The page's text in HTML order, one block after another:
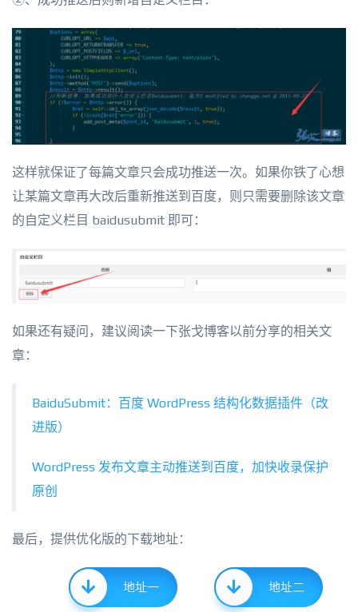
这样就保证了每篇文章只会成功推送一次。如果你铁了心想
让某篇文章再大改后重新推送到百度，则只需要删除该文章
的自定义栏目 baidusubmit 即可：
如果还有疑问，建议阅读一下张戈博客以前分享的相关文
章：
BaiduSubmit：百度 WordPress 结构化数据插件（改
进版）
WordPress 发布文章主动推送到百度，加快收录保护
原创
最后，提供优化版的下载地址：
地址一 地址二